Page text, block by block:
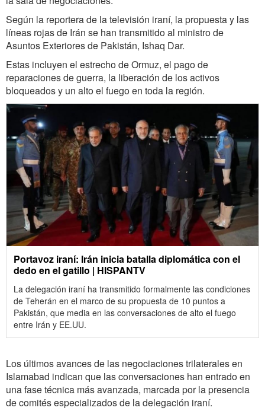
Según la reportera de la televisión iraní, la propuesta y las
líneas rojas de Irán se han transmitido al ministro de
Asuntos Exteriores de Pakistán, Ishaq Dar.
Estas incluyen el estrecho de Ormuz, el pago de
reparaciones de guerra, la liberación de los activos
bloqueados y un alto el fuego en toda la región.
Portavoz iraní: Irán inicia batalla diplomática con el
dedo en el gatillo | HISPANTV
La delegación iraní ha transmitido formalmente las condiciones
de Teherán en el marco de su propuesta de 10 puntos a
Pakistán, que media en las conversaciones de alto el fuego
entre Irán y EE.UU.
Los últimos avances de las negociaciones trilaterales en
Islamabad indican que las conversaciones han entrado en
una fase técnica más avanzada, marcada por la presencia
de comités especializados de la delegación iraní.